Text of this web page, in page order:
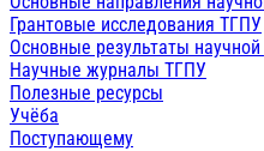
Грантовые исследования ТГПУ
Основные результаты научной
Научные журналы ТГПУ
Полезные ресурсы
Учёба
Поступающему